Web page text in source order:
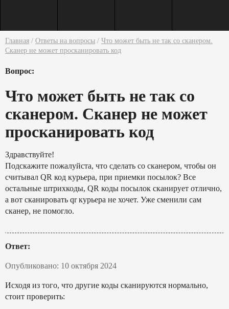
Главная / Ответы на вопросы / Что может быть не так со сканером.
Сканер не может просканировать код
Вопрос:
Что может быть не так со
сканером. Сканер не может
просканировать код
Здравствуйте!
Подскажите пожалуйста, что сделать со сканером, чтобы он
считывал QR код курьера, при приемки посылок? Все
остальные штрихкоды, QR коды посылок сканирует отлично,
а вот сканировать qr курьера не хочет. Уже сменили сам
сканер, не помогло.
Ответ:
Опубликовано: 10 октября 2024
Исходя из того, что другие коды сканируются нормально,
стоит проверить: